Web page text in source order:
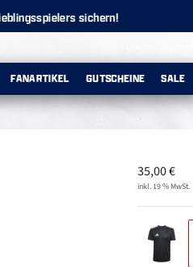
sichern!
FANARTIKEL GUTSCHEINE SALE
35,00€
inkl. 19 % MwSt.